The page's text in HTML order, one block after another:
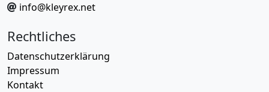
info@kleyrex.net
Rechtliches
Datenschutzerklärung
Impressum
Kontakt